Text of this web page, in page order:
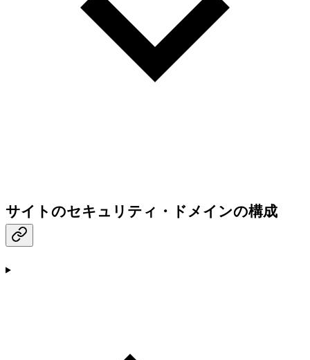
サイトのセキュリティ・ドメインの構成